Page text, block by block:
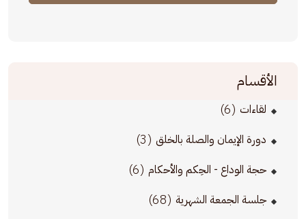
الأقسام
لقاءات (6)
دورة الإيمان والصلة بالخلق (3)
حجة الوداع - الحِكم والأحكام (6)
جلسة الجمعة الشهرية (68)